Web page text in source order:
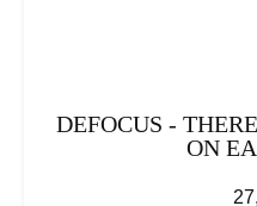
DEFOCUS -
ON